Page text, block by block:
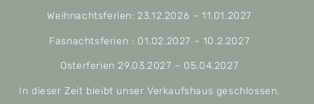
Weihnachtsferien: 23.12.2026 – 11.01.2027
Fasnachtsferien : 01.02.2027 – 10.2.2027
Osterferien 29.03.2027 – 05.04.2027
In dieser Zeit bleibt unser Verkaufshaus geschlossen.